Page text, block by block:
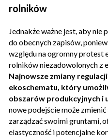
rolników
Jednakże ważne jest, aby
do obecnych zapisów,
względu na ogromny protest
rolników niezadowolonych z
Najnowsze zmiany
ekoschematu, który
obszarów produkcyjnych i
nowe podejście może
zarządzać swoimi gruntami,
elastyczność i potencjalne